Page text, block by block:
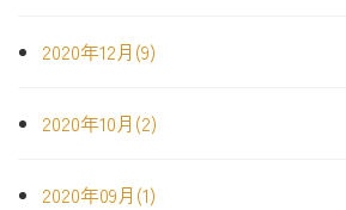
2020年12月(9)
2020年10月(2)
2020年09月(1)